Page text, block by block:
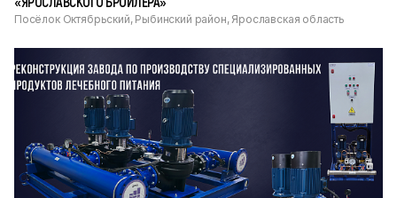
Посёлок Октябрьский, Рыбинский район, Ярославская область